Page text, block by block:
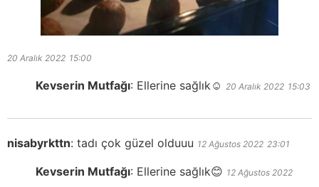
20 Aralık 2022 15:00
Kevserin Mutfağı: Ellerine sağlık☺️ 20 Aralık 2022 15:03
nisabyrkttn: tadı çok güzel olduuu 12 Ağustos 2022 23:01
Kevserin Mutfağı: Ellerine sağlık😊 12 Ağustos 2022